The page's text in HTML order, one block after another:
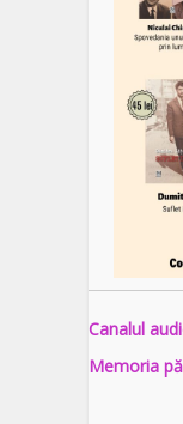
Canalul
Memoria